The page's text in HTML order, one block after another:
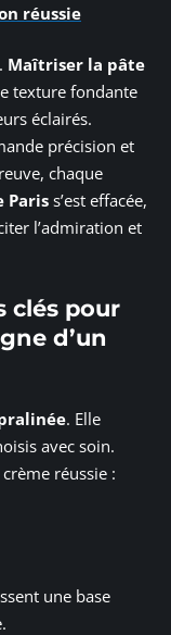
réussie
Maîtriser la pâte
texture fondante
éclairés.
précision et
chaque
Pariss’est effacée,
l’admiration et
clés pour
d’un
. Elle
avec soin.
réussie :
une base